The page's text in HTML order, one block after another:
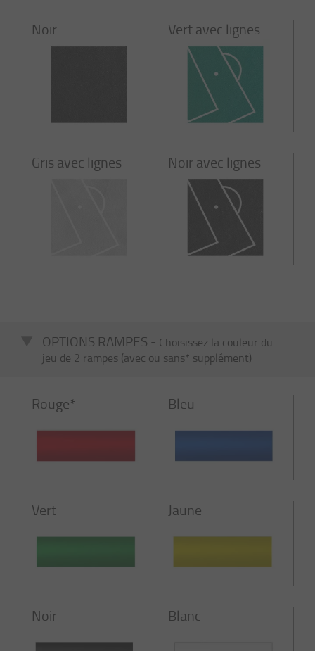
Noir Vert avec lignes
Gris avec lignes Noir avec lignes
OPTIONS RAMPES - Choisissez la couleur du
jeu de 2 rampes (avec ou sans* supplément)
Rouge* Bleu
Vert Jaune
Noir Blanc